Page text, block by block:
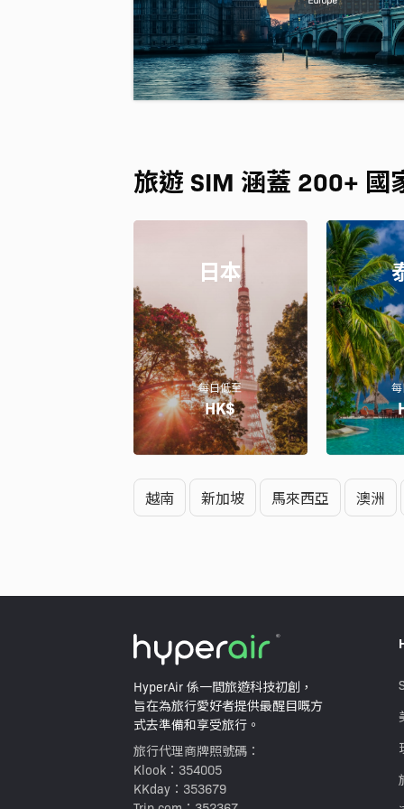
旅遊 SIM 涵蓋 200+ 國
日本
每日低至
HK$
越南 新加坡 馬來西亞 澳洲
HyperAir 係一間旅遊科技初創，
旨在為旅行愛好者提供最醒目嘅方
式去準備和享受旅行。
旅行代理商牌照號碼：
Klook：354005
KKday：353679